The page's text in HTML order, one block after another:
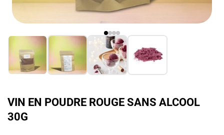
VIN EN POUDRE ROUGE SANS ALCOOL
30G